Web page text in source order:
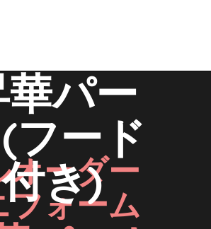
パー
フード
付き)
オーダー
フォーム